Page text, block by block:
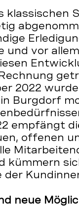
klassischen
und vor
2022
Burgdorf
empfängt
offenen
kümmern
der
neue